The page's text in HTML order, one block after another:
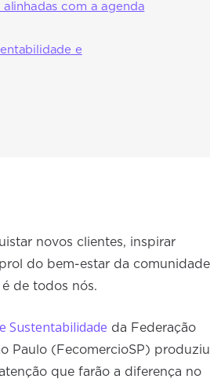
com a agenda
e
novos clientes, inspirar
do bem-estar da
de todos nós.
Sustentabilidade da Federação
Paulo (FecomercioSP) produziu
que farão a diferença no